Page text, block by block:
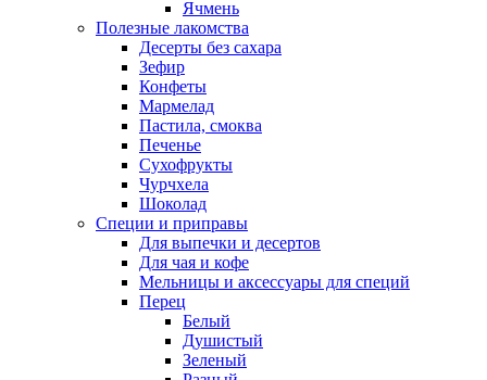
Ячмень
Полезные лакомства
Десерты без сахара
Зефир
Конфеты
Мармелад
Пастила, смоква
Печенье
Сухофрукты
Чурчхела
Шоколад
Специи и приправы
Для выпечки и десертов
Для чая и кофе
Мельницы и аксессуары для специй
Перец
Белый
Душистый
Зеленый